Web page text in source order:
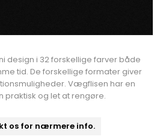
design i 32 forskellige farver både
tid. De forskellige formater giver
Vægflisen har en
praktisk og let at rengøre.
os for nærmere info.